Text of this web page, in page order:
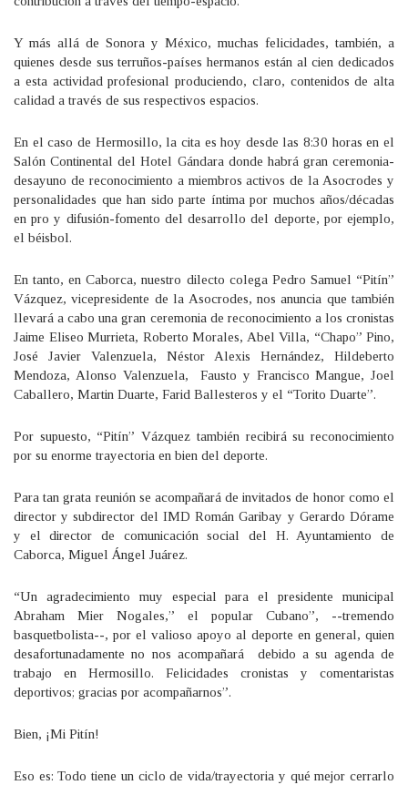
Y más allá de Sonora y México, muchas felicidades, también, a
quienes desde sus terruños-países hermanos están al cien dedicados
a esta actividad profesional produciendo, claro, contenidos de alta
calidad a través de sus respectivos espacios.
En el caso de Hermosillo, la cita es hoy desde las 8:30 horas en el
Salón Continental del Hotel Gándara donde habrá gran ceremonia-
desayuno de reconocimiento a miembros activos de la Asocrodes y
personalidades que han sido parte íntima por muchos años/décadas
en pro y difusión-fomento del desarrollo del deporte, por ejemplo,
el béisbol.
En tanto, en Caborca, nuestro dilecto colega Pedro Samuel “Pitín”
Vázquez, vicepresidente de la Asocrodes, nos anuncia que también
llevará a cabo una gran ceremonia de reconocimiento a los cronistas
Jaime Eliseo Murrieta, Roberto Morales, Abel Villa, “Chapo” Pino,
José Javier Valenzuela, Néstor Alexis Hernández, Hildeberto
Mendoza, Alonso Valenzuela, Fausto y Francisco Mangue, Joel
Caballero, Martin Duarte, Farid Ballesteros y el “Torito Duarte”.
Por supuesto, “Pitín” Vázquez también recibirá su reconocimiento
por su enorme trayectoria en bien del deporte.
Para tan grata reunión se acompañará de invitados de honor como el
director y subdirector del IMD Román Garibay y Gerardo Dórame
y el director de comunicación social del H. Ayuntamiento de
Caborca, Miguel Ángel Juárez.
“Un agradecimiento muy especial para el presidente municipal
Abraham Mier Nogales,” el popular Cubano”, --tremendo
basquetbolista--, por el valioso apoyo al deporte en general, quien
desafortunadamente no nos acompañará debido a su agenda de
trabajo en Hermosillo. Felicidades cronistas y comentaristas
deportivos; gracias por acompañarnos”.
Bien, ¡Mi Pitín!
Eso es: Todo tiene un ciclo de vida/trayectoria y qué mejor cerrarlo